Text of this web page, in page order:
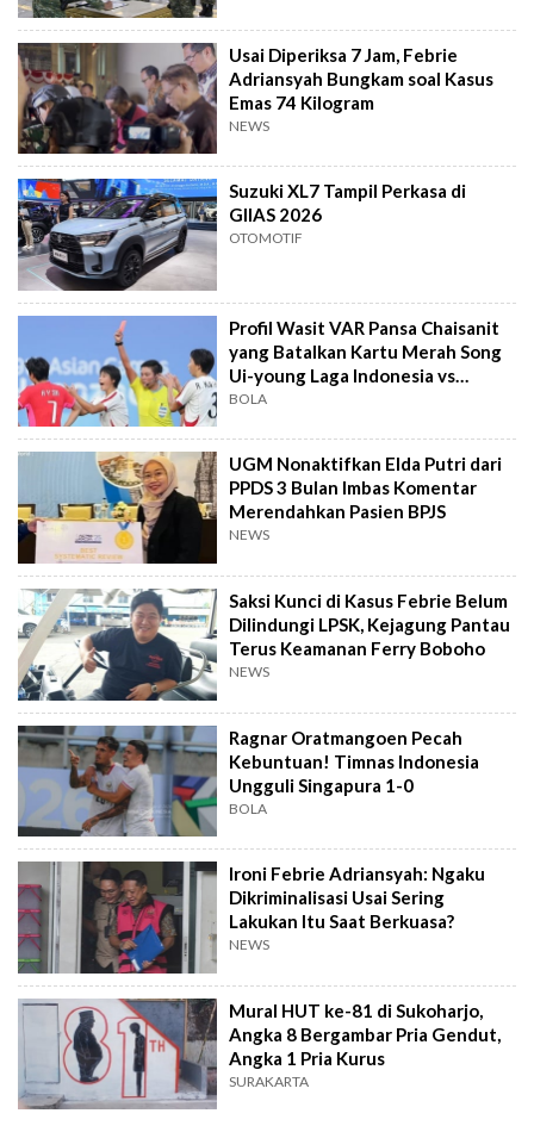
Usai Diperiksa 7 Jam, Febrie
Adriansyah Bungkam soal Kasus
Emas 74 Kilogram
NEWS
Suzuki XL7 Tampil Perkasa di
GIIAS 2026
OTOMOTIF
Profil Wasit VAR Pansa Chaisanit
yang Batalkan Kartu Merah Song
Ui-young Laga Indonesia vs
Singapura
BOLA
UGM Nonaktifkan Elda Putri dari
PPDS 3 Bulan Imbas Komentar
Merendahkan Pasien BPJS
NEWS
Saksi Kunci di Kasus Febrie Belum
Dilindungi LPSK, Kejagung Pantau
Terus Keamanan Ferry Boboho
NEWS
Ragnar Oratmangoen Pecah
Kebuntuan! Timnas Indonesia
Ungguli Singapura 1-0
BOLA
Ironi Febrie Adriansyah: Ngaku
Dikriminalisasi Usai Sering
Lakukan Itu Saat Berkuasa?
NEWS
Mural HUT ke-81 di Sukoharjo,
Angka 8 Bergambar Pria Gendut,
Angka 1 Pria Kurus
SURAKARTA